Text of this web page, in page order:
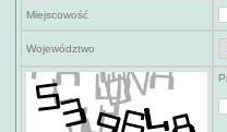
Miejscowość
Województwo